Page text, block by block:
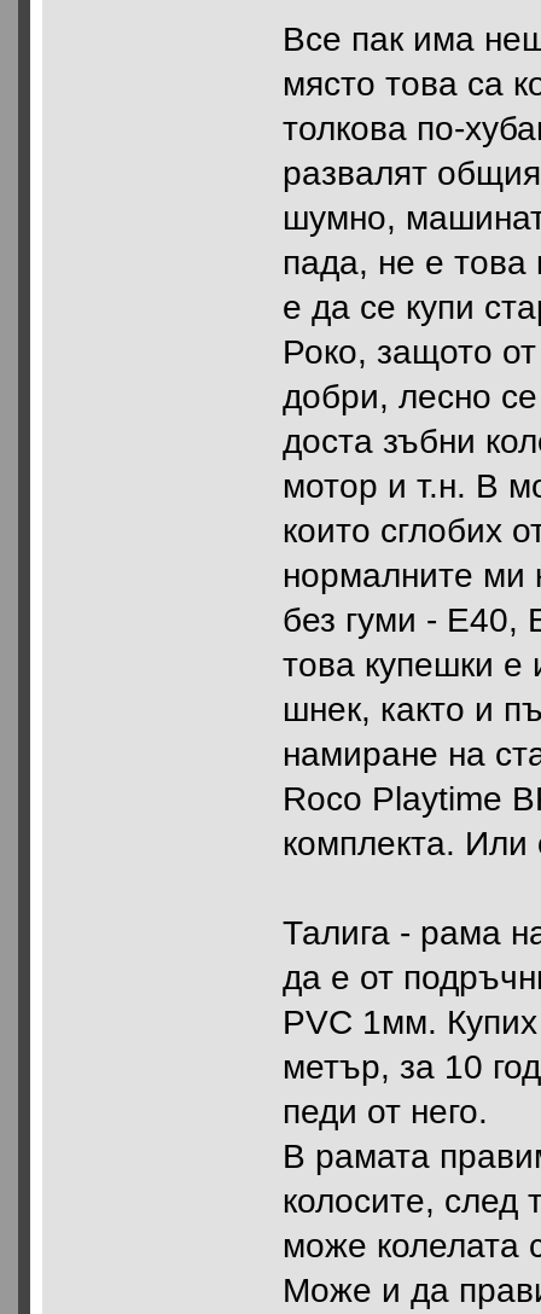
Все пак има
място това са
толкова по-
развалят
шумно,
пада, не е
е да се купи
Роко, защото
добри, лесно се
доста зъбни
мотор и т.н. В
които сглобих
нормалните ми
без гуми - Е40,
това купешки
шнек, както и
намиране на
Roco Playtime
комплекта. Или
Талига - рама
да е от
PVC 1мм.
метър, за 10
педи от него.
В рамата
колосите, след
може колелата
Може и да